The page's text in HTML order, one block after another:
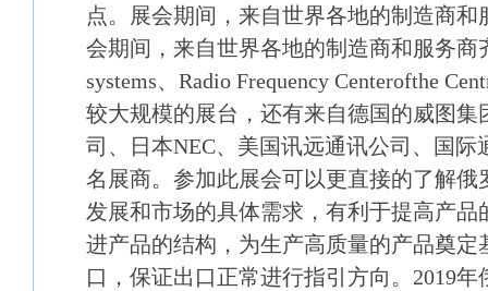
点。展会期间，来自世界各地的制造商和
会期间，来自世界各地的制造商和服务商
systems、Radio Frequency Centerofthe
较大规模的展台，还有来自德国的威图集
司、日本NEC、美国讯远通讯公司、国际
名展商。参加此展会可以更直接的了解俄
发展和市场的具体需求，有利于提高产品
进产品的结构，为生产高质量的产品奠定
口，保证出口正常进行指引方向。2019